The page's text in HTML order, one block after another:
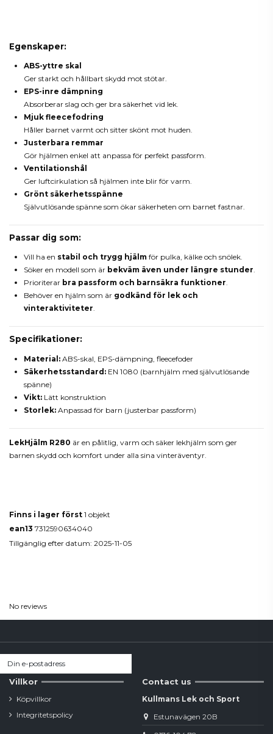
Egenskaper:
ABS-yttre skal
Ger starkt och hållbart skydd mot stötar.
EPS-inre dämpning
Absorberar slag och ger bra säkerhet vid lek.
Mjuk fleecefodring
Håller barnet varmt och sitter skönt mot huden.
Justerbara remmar
Gör hjälmen enkel att anpassa för perfekt passform.
Ventilationshål
Ger luftcirkulation så hjälmen inte blir för varm.
Grönt säkerhetsspänne
Självutlösande spänne som ökar säkerheten om barnet fastnar.
Passar dig som:
Vill ha en stabil och trygg hjälm för pulka, kälke och snölek.
Söker en modell som är bekväm även under längre stunder.
Prioriterar bra passform och barnsäkra funktioner.
Behöver en hjälm som är godkänd för lek och
vinteraktiviteter.
Specifikationer:
Material: ABS-skal, EPS-dämpning, fleecefoder
Säkerhetsstandard: EN 1080 (barnhjälm med självutlösande
spänne)
Vikt: Lätt konstruktion
Storlek: Anpassad för barn (justerbar passform)
LekHjälm R280 är en pålitlig, varm och säker lekhjälm som ger
barnen skydd och komfort under alla sina vinteräventyr.
Finns i lager först 1 objekt
ean13 7312590634040
Tillgänglig efter datum: 2025-11-05
No reviews
Villkor
Köpvillkor
Integritetspolicy
Contact us
Kullmans Lek och Sport
Estunavägen 20B